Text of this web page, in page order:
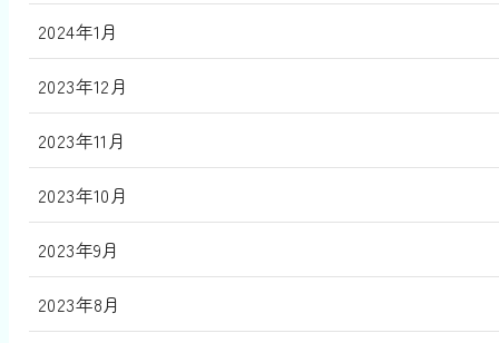
2024年1月
2023年12月
2023年11月
2023年10月
2023年9月
2023年8月